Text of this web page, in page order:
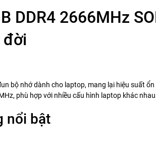
DDR4 2666MHz
đời
bộ nhớ dành cho laptop, mang lại hiệu suất
phù hợp với nhiều cấu hình laptop khác
nổi bật